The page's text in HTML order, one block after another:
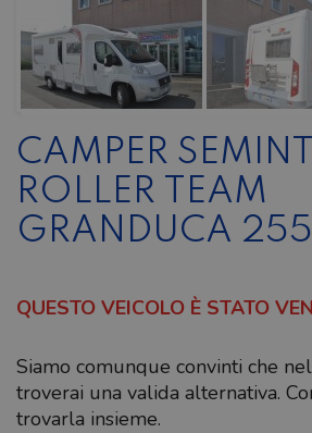
CAMPER
ROLLER TEAM
GRANDUCA
QUESTO VEICOLO È STATO
Siamo comunque convinti che
troverai una valida alternativa.
trovarla insieme.